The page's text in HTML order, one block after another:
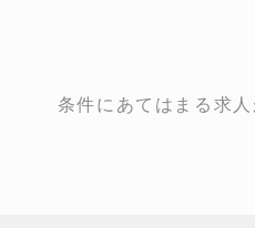
条件にあてはまる求